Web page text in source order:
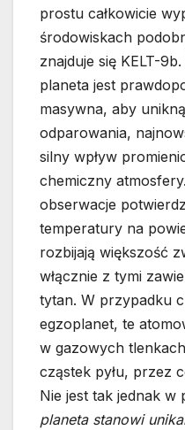
prostu całkowicie
środowiskach
znajduje się KELT-
planeta jest
masywna, aby
odparowania,
silny wpływ
chemiczny
obserwacje
temperatury na
rozbijają większość
włącznie z tymi
tytan. W przypadku
egzoplanet, te
w gazowych
cząstek pyłu, przez
Nie jest tak jednak w
planeta stanowi